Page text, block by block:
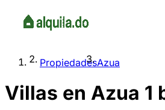
PropiedadesAzua
Villas en Azua 1